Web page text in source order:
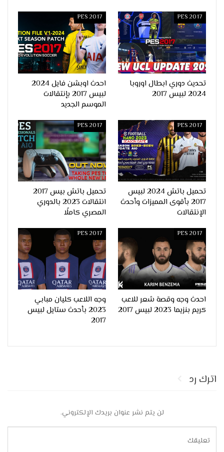
PES 2017
تحديث دوري ابطال اوروبا
2024 لبيس 2017
PES 2017
احدث اوبشن فايل 2024
لبيس 2017 بإنتقالات
الموسم الجديد
PES 2017
تحميل باتش 2024 لبيس
2017 بأقوى المميزات وأحدث
الإنتقالات
PES 2017
تحميل باتش بيس 2017
انتقالات 2023 بالدوري
المصري كاملًا
PES 2017
احدث وجه وقصة شعر للاعب
كريم بنزيما 2023 لبيس 2017
PES 2017
وجه اللاعب كليان مبابي
2023 بأحدث ستايل لبيس
2017
اترك رد
لن يتم نشر عنوان بريدك الإلكتروني.